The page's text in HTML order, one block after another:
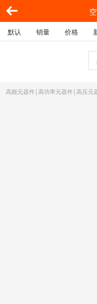
默认 销量 价格
高能元器件|高功率元器件|高压元